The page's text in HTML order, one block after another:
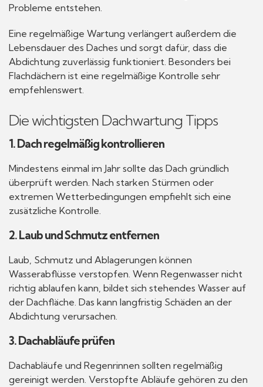
Probleme entstehen.
Eine regelmäßige Wartung verlängert außerdem die
Lebensdauer des Daches und sorgt dafür, dass die
Abdichtung zuverlässig funktioniert. Besonders bei
Flachdächern ist eine regelmäßige Kontrolle sehr
empfehlenswert.
Die wichtigsten Dachwartung Tipps
1. Dach regelmäßig kontrollieren
Mindestens einmal im Jahr sollte das Dach gründlich
überprüft werden. Nach starken Stürmen oder
extremen Wetterbedingungen empfiehlt sich eine
zusätzliche Kontrolle.
2. Laub und Schmutz entfernen
Laub, Schmutz und Ablagerungen können
Wasserabflüsse verstopfen. Wenn Regenwasser nicht
richtig ablaufen kann, bildet sich stehendes Wasser auf
der Dachfläche. Das kann langfristig Schäden an der
Abdichtung verursachen.
3. Dachabläufe prüfen
Dachabläufe und Regenrinnen sollten regelmäßig
gereinigt werden. Verstopfte Abläufe gehören zu den